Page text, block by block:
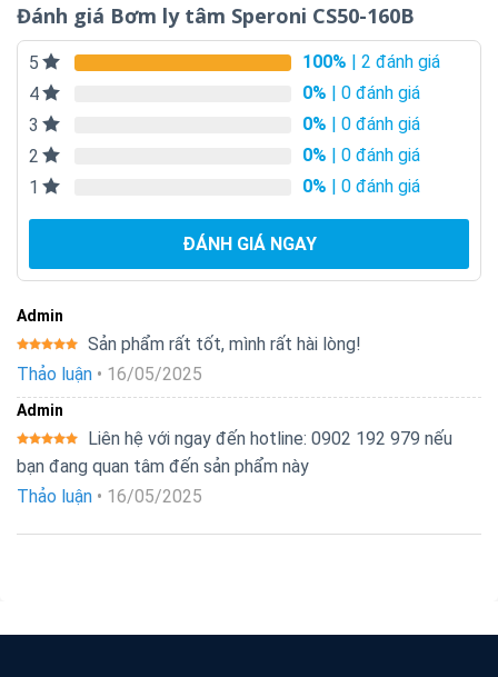
Đánh giá Bơm ly tâm Speroni CS50-160B
5 100% | 2 đánh giá
4
0% | 0 đánh giá
3
0% | 0 đánh giá
2
0% | 0 đánh giá
1
0% | 0 đánh giá
ĐÁNH GIÁ NGAY
Admin
Được xếp
hạng5
Sản phẩm rất tốt, mình rất hài lòng!
Thảo luận • 16/05/2025
Admin
Được xếp
hạng 5 5
Liên hệ với ngay đến hotline: 0902 192 979 nếu
bạn đang quan tâm đến sản phẩm này
Thảo luận • 16/05/2025